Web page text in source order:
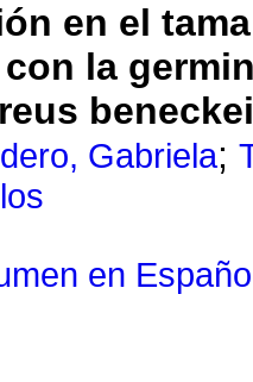
en el
la
beneckei
Gabriela;
en